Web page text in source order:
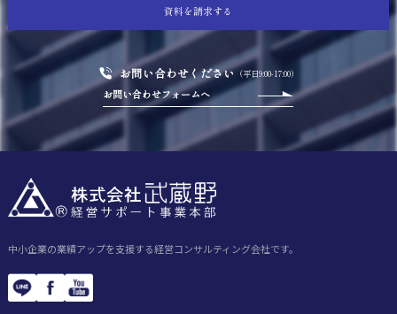
資料を請求する
お問い合わせください （平日9:00-17:00）
お問い合わせフォームへ
中小企業の業績アップを支援する経営コンサルティング会社です。